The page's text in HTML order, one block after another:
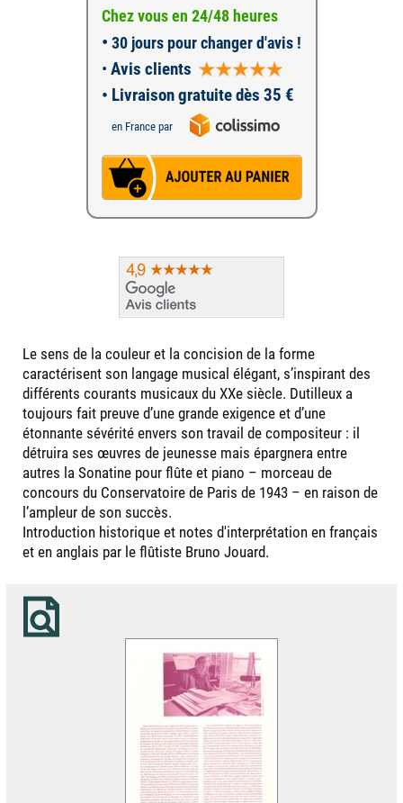
Chez vous en 24/48 heures
• 30 jours pour changer d'avis !
• Avis clients
• Livraison gratuite dès 35 €
en France par
Le sens de la couleur et la concision de la forme
caractérisent son langage musical élégant, s’inspirant des
différents courants musicaux du XXe siècle. Dutilleux a
toujours fait preuve d’une grande exigence et d’une
étonnante sévérité envers son travail de compositeur : il
détruira ses œuvres de jeunesse mais épargnera entre
autres la Sonatine pour flûte et piano – morceau de
concours du Conservatoire de Paris de 1943 – en raison de
l’ampleur de son succès.
Introduction historique et notes d'interprétation en français
et en anglais par le flûtiste Bruno Jouard.